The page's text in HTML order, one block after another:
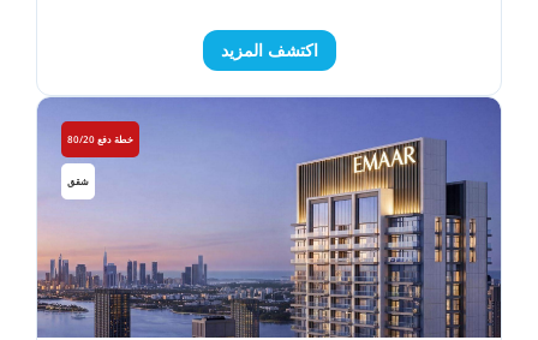
اكتشف المزيد
خطة دفع 80/20
شقق